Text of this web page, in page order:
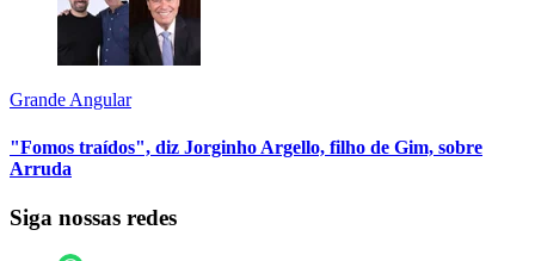
Grande Angular
"Fomos traídos", diz Jorginho Argello, filho de Gim, sobre
Arruda
Siga nossas redes